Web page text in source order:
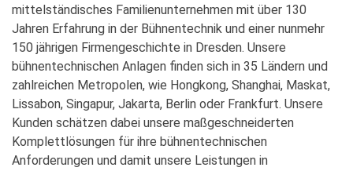
mittelständisches Familienunternehmen mit über 130
Jahren Erfahrung in der Bühnentechnik und einer nunmehr
150 jährigen Firmengeschichte in Dresden. Unsere
bühnentechnischen Anlagen finden sich in 35 Ländern und
zahlreichen Metropolen, wie Hongkong, Shanghai, Maskat,
Lissabon, Singapur, Jakarta, Berlin oder Frankfurt. Unsere
Kunden schätzen dabei unsere maßgeschneiderten
Komplettlösungen für ihre bühnentechnischen
Anforderungen und damit unsere Leistungen in